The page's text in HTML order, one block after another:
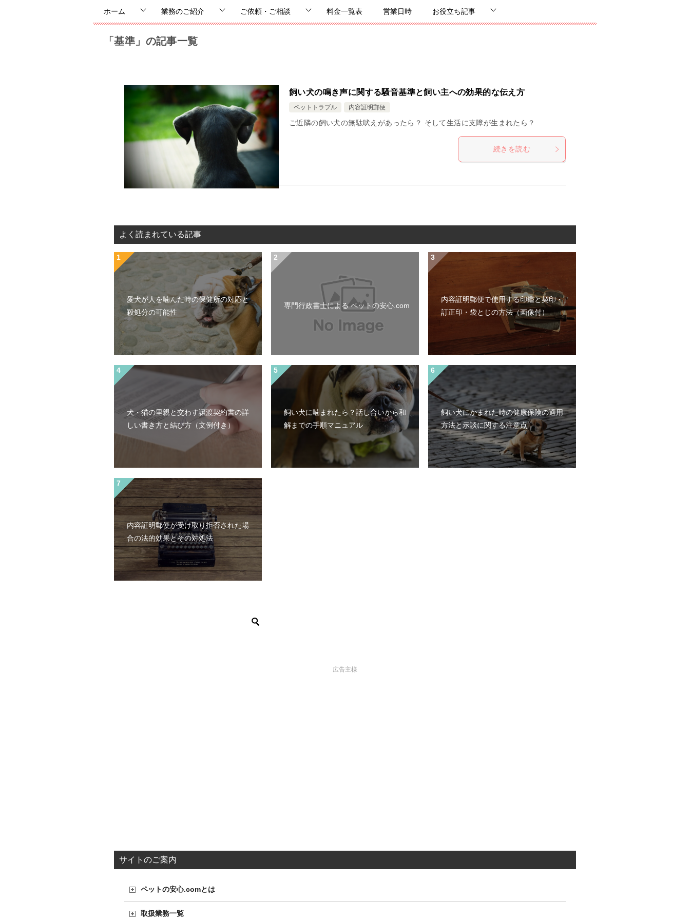
ホーム 業務のご紹介 ご依頼・ご相談 料金一覧表 営業日時 お役立ち記事
「基準」の記事一覧
飼い犬の鳴き声に関する騒音基準と飼い主への効果的な伝え方
ペットトラブル 内容証明郵便
ご近隣の飼い犬の無駄吠えがあったら？ そして生活に支障が生まれたら？
続きを読む
よく読まれている記事
愛犬が人を噛んだ時の保健所の対応と
殺処分の可能性
専門行政書士による ペットの安心.com
内容証明郵便で使用する印鑑と契印・
訂正印・袋とじの方法（画像付）
犬・猫の里親と交わす譲渡契約書の詳
しい書き方と結び方（文例付き）
飼い犬に噛まれたら？話し合いから和
解までの手順マニュアル
飼い犬にかまれた時の健康保険の適用
方法と示談に関する注意点
内容証明郵便が受け取り拒否された場
合の法的効果とその対処法
広告主様
サイトのご案内
ペットの安心.comとは
取扱業務一覧